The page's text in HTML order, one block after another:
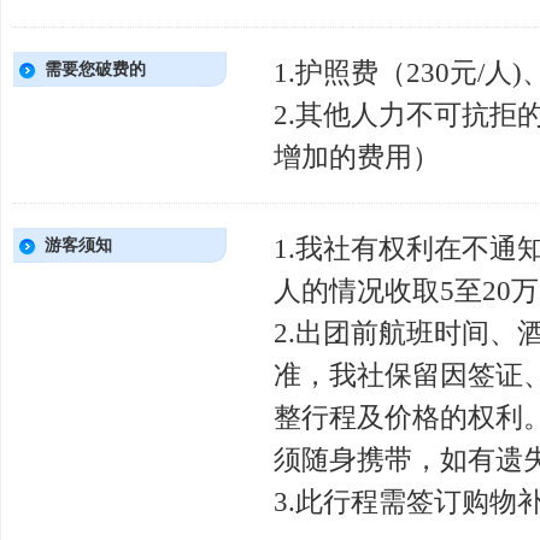
需要您破费的
1.护照费（230元/人)
2.其他人力不可抗拒
增加的费用）
游客须知
1.我社有权利在不通
人的情况收取5至20
2.出团前航班时间、
准，我社保留因签证
整行程及价格的权利
须随身携带，如有遗
3.此行程需签订购物